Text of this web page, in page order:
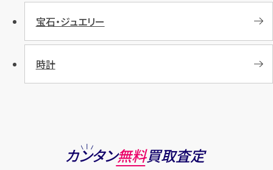
宝石・ジュエリー
時計
カンタン無料買取査定